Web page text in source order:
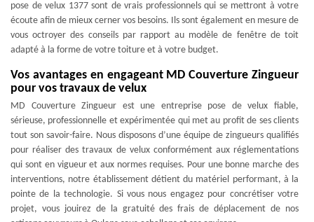
pose de velux 1377 sont de vrais professionnels qui se mettront à votre
écoute afin de mieux cerner vos besoins. Ils sont également en mesure de
vous octroyer des conseils par rapport au modèle de fenêtre de toit
adapté à la forme de votre toiture et à votre budget.
Vos avantages en engageant MD Couverture Zingueur
pour vos travaux de velux
MD Couverture Zingueur est une entreprise pose de velux fiable,
sérieuse, professionnelle et expérimentée qui met au profit de ses clients
tout son savoir-faire. Nous disposons d’une équipe de zingueurs qualifiés
pour réaliser des travaux de velux conformément aux réglementations
qui sont en vigueur et aux normes requises. Pour une bonne marche des
interventions, notre établissement détient du matériel performant, à la
pointe de la technologie. Si vous nous engagez pour concrétiser votre
projet, vous jouirez de la gratuité des frais de déplacement de nos